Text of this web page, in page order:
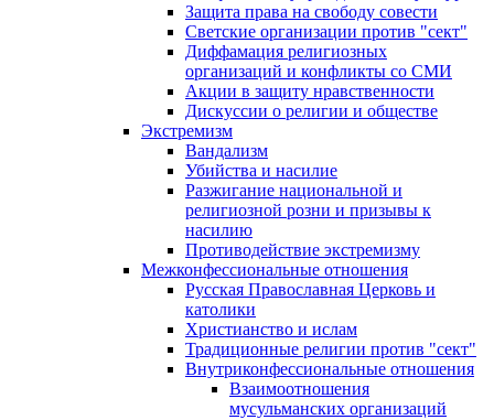
Защита права на свободу совести
Светские организации против "сект"
Диффамация религиозных
организаций и конфликты со СМИ
Акции в защиту нравственности
Дискуссии о религии и обществе
Экстремизм
Вандализм
Убийства и насилие
Разжигание национальной и
религиозной розни и призывы к
насилию
Противодействие экстремизму
Межконфессиональные отношения
Русская Православная Церковь и
католики
Христианство и ислам
Традиционные религии против "сект"
Внутриконфессиональные отношения
Взаимоотношения
мусульманских организаций